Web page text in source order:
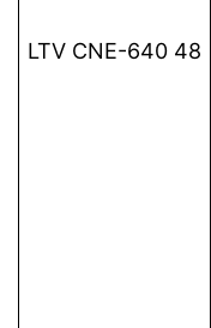
LTV CNE-640 48